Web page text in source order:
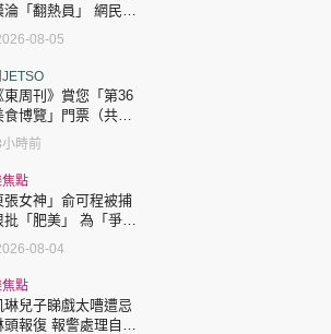
淪「翻熱員」 網民憂
手藝被淘汰
08-05
東周刊》賞您「第36
食博覽」門票（共30
】
小時前
點
張女神」俞可程被捕
批「肥美」 為「爭
緊急消脂10日成功瘦
08-04
點
琳兒子睇戲太嘈遭忌
頭報復 報警處理自責